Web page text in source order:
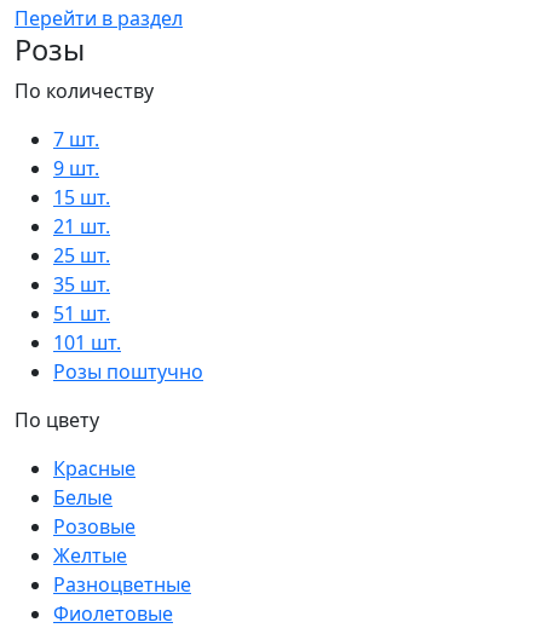
Перейти в раздел
Розы
По количеству
7 шт.
9 шт.
15 шт.
21 шт.
25 шт.
35 шт.
51 шт.
101 шт.
Розы поштучно
По цвету
Красные
Белые
Розовые
Желтые
Разноцветные
Фиолетовые